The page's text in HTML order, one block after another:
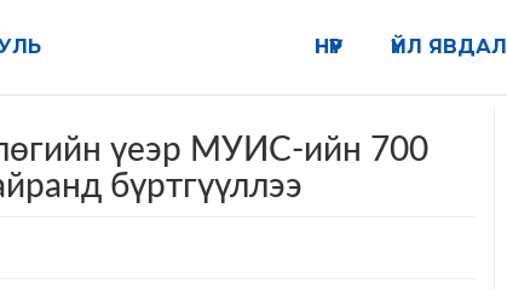
ҮЙЛ ЯВДАЛ
НҮҮР
үеэр МУИС-ийн 700
бүртгүүллээ